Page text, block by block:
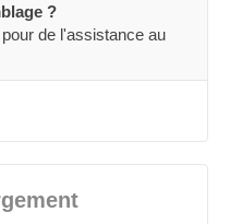
?
de l'assistance au